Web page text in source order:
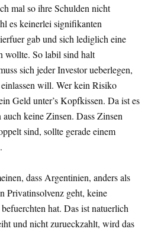
mal so ihre Schulden nicht
es keinerlei signifikanten
gab und sich lediglich eine
wollte. So labil sind halt
sich jeder Investor ueberlegen,
will. Wer kein Risiko
Geld unter’s Kopfkissen. Da ist es
auch keine Zinsen. Dass Zinsen
sind, sollte gerade einem
dass Argentinien, anders als
Privatinsolvenz geht, keine
hat. Das ist natuerlich
und nicht zurueckzahlt, wird das